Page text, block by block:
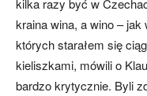
kraina wina, a wino –
których starałem się
kieliszkami, mówili o
bardzo krytycznie. Byli